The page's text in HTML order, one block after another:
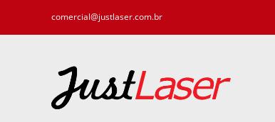
comercial@justlaser.com.br